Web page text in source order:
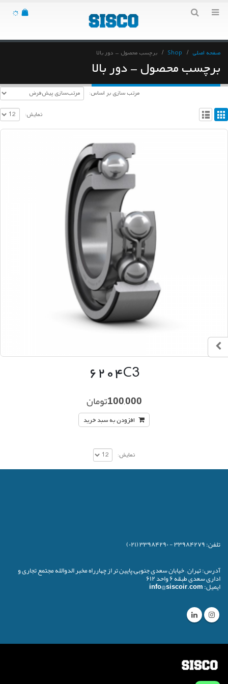
صفحه اصلی Shop برچسب محصول - دور بالا
برچسب محصول - دور بالا
مرتب سازی بر اساس:
نمایش:
۶۲۰۴C3
100,000تومان
افزودن به سبد خرید
نمایش:
تلفن:
آدرس:تهران – خیابان سعدی جنوبی،پایین تر از چهارراه مخبر الدوالله مجتمع تجاری و
اداری سعدی طبقه ۶ واحد ۶۱۲
ایمیل: